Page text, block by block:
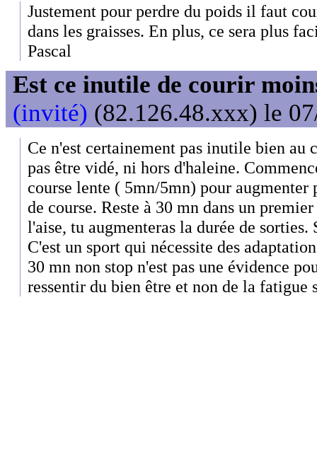
Justement pour perdre du poids il faut
dans les graisses. En plus, ce sera plus
Pascal
Est ce inutile de courir
(invité) (82.126.48.xxx) le
Ce n'est certainement pas inutile bien au
pas être vidé, ni hors d'haleine.
course lente ( 5mn/5mn) pour augmenter
de course. Reste à 30 mn dans un
l'aise, tu augmenteras la durée de sorties.
C'est un sport qui nécessite des
30 mn non stop n'est pas une évidence
ressentir du bien être et non de la fatigue